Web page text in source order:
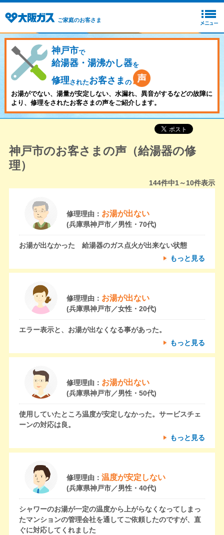
ご家庭のお客さま
神戸市で
給湯器・湯沸かし器を
修理されたお客さま の
お湯がでない、湯量が安定しない、水漏れ、異音がするなどの故障に
より、修理をされたお客さまの声をご紹介します。
神戸市のお客さまの声（給湯器の修
理）
144件中1～10件表示
修理理由： お湯が出ない
(兵庫県神戸市／男性・70代)
お湯が出なかった 給湯器のガス点火が出来ない状態
もっと見る
修理理由： お湯が出ない
(兵庫県神戸市／女性・20代)
エラー表示と、お湯が出なくなる事があった。
もっと見る
修理理由： お湯が出ない
(兵庫県神戸市／男性・50代)
使用していたところ温度が安定しなかった。サービスチェ
ーンの対応は良。
もっと見る
修理理由： 温度が安定しない
(兵庫県神戸市／男性・40代)
シャワーのお湯が一定の温度から上がらなくなってしまっ
たマンションの管理会社を通してご依頼したのですが、直
ぐに対応してくれました